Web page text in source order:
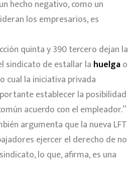
hecho negativo, como un
los empresarios, es
quinta y 390 tercero dejan la
sindicato de estallar la huelgao
cual la iniciativa privada
establecer la posibilidad
acuerdo con el empleador.”
argumenta que la nueva LFT
ejercer el derecho de no
lo que, afirma, es una